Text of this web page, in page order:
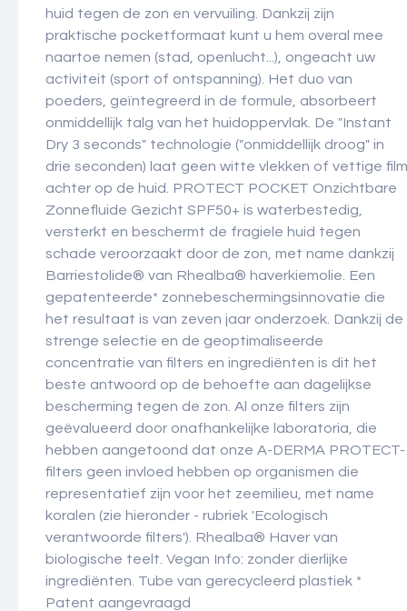
huid tegen de zon en vervuiling. Dankzij zijn
praktische pocketformaat kunt u hem overal mee
naartoe nemen (stad, openlucht...), ongeacht uw
activiteit (sport of ontspanning). Het duo van
poeders, geïntegreerd in de formule, absorbeert
onmiddellijk talg van het huidoppervlak. De "Instant
Dry 3 seconds" technologie ("onmiddellijk droog" in
drie seconden) laat geen witte vlekken of vettige film
achter op de huid. PROTECT POCKET Onzichtbare
Zonnefluide Gezicht SPF50+ is waterbestedig,
versterkt en beschermt de fragiele huid tegen
schade veroorzaakt door de zon, met name dankzij
Barriestolide® van Rhealba® haverkiemolie. Een
gepatenteerde* zonnebeschermingsinnovatie die
het resultaat is van zeven jaar onderzoek. Dankzij de
strenge selectie en de geoptimaliseerde
concentratie van filters en ingrediënten is dit het
beste antwoord op de behoefte aan dagelijkse
bescherming tegen de zon. Al onze filters zijn
geëvalueerd door onafhankelijke laboratoria, die
hebben aangetoond dat onze A-DERMA PROTECT-
filters geen invloed hebben op organismen die
representatief zijn voor het zeemilieu, met name
koralen (zie hieronder - rubriek 'Ecologisch
verantwoorde filters'). Rhealba® Haver van
biologische teelt. Vegan Info: zonder dierlijke
ingrediënten. Tube van gerecycleerd plastiek *
Patent aangevraagd